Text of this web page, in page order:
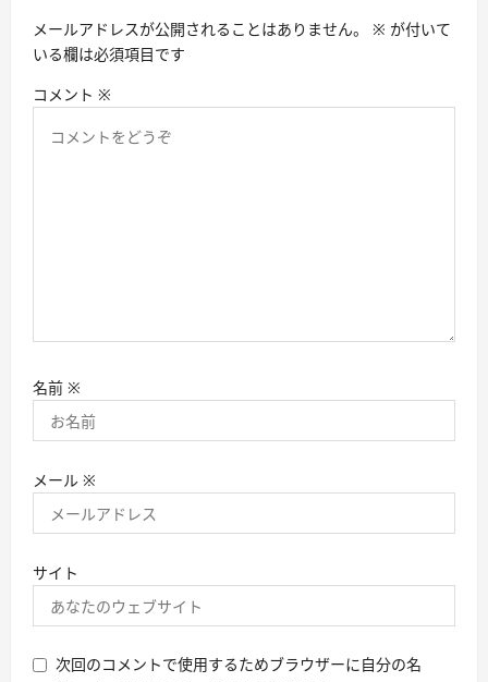
ン
メールアドレスが公開されることはありません。 ※ が付いて
いる欄は必須項目です
コメント ※
名前 ※
メール ※
サイト
次回のコメントで使用するためブラウザーに自分の名